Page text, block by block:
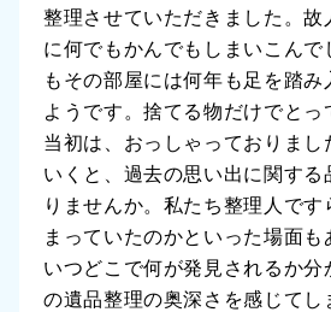
整理させていただきました。故
に何でもかんでもしまいこんで
もその部屋には何年も足を踏み
ようです。捨てる物だけでとっ
当初は、おっしゃっておりまし
いくと、過去の思い出に関する
りませんか。私たち整理人です
まっていたのかといった場面も
いつどこで何が発見されるか分
の遺品整理の奥深さを感じてし